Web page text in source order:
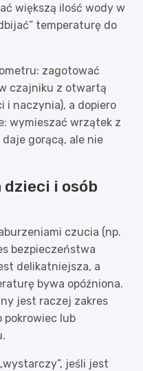
większą ilość wody w
temperaturę do
zagotować
czajniku z otwartą
i naczynia), a dopiero
wymieszać wrzątek z
gorącą, ale nie
i osób
czucia (np.
bezpieczeństwa
delikatniejsza, a
bywa opóźniona.
jest raczej zakres
pokrowiec lub
jeśli jest